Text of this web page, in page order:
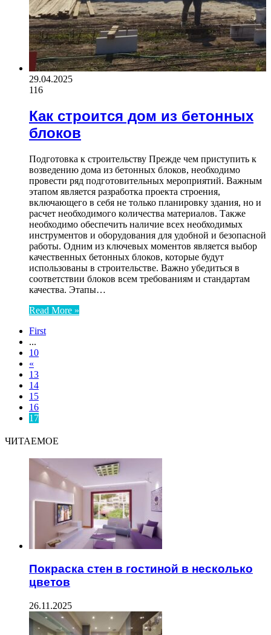
29.04.2025
116
Как строится дом из бетонных
блоков
Подготовка к строительству Прежде чем приступить к
возведению дома из бетонных блоков, необходимо
провести ряд подготовительных мероприятий. Важным
этапом является разработка проекта строения,
включающего в себя не только планировку здания, но и
расчет необходимого количества материалов. Также
необходимо обеспечить наличие всех необходимых
инструментов и оборудования для удобной и безопасной
работы. Одним из ключевых моментов является выбор
качественных бетонных блоков, которые будут
использованы в строительстве. Важно убедиться в
соответствии блоков всем требованиям и стандартам
качества. Этапы…
Read More »
First
...
10
«
13
14
15
16
17
ЧИТАЕМОЕ
Покраска стен в гостиной в несколько
цветов
26.11.2025